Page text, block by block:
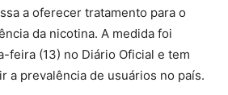
a oferecer tratamento para o
da nicotina. A medida foi
feira (13) no Diário Oficial e tem
a prevalência de usuários no país.